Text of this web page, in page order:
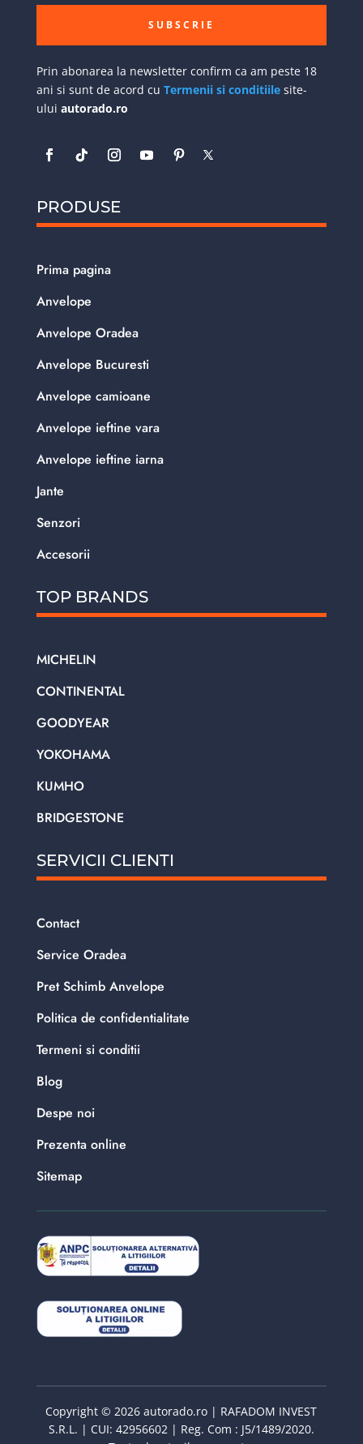
SUBSCRIE
Prin abonarea la newsletter confirm ca am peste 18
ani si sunt de acord cu Termenii si conditiilesite-
ului autorado.ro
PRODUSE
Prima pagina
Anvelope
Anvelope Oradea
Anvelope Bucuresti
Anvelope camioane
Anvelope ieftine vara
Anvelope ieftine iarna
Jante
Senzori
Accesorii
TOP BRANDS
MICHELIN
CONTINENTAL
GOODYEAR
YOKOHAMA
KUMHO
BRIDGESTONE
SERVICII CLIENTI
Contact
Service Oradea
Pret Schimb Anvelope
Politica de confidentialitate
Termeni si conditii
Blog
Despe noi
Prezenta online
Sitemap
Copyright © 2026 autorado.ro | RAFADOM INVEST
S.R.L. | CUI: 42956602 | Reg. Com : J5/1489/2020.